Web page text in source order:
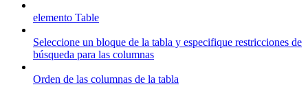
elemento Table
Seleccione un bloque de la tabla y especifique restricciones de
búsqueda para las columnas
Orden de las columnas de la tabla